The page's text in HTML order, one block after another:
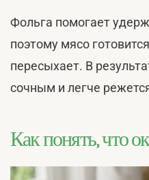
Фольга помогает
поэтому мясо
пересыхает. В
сочным и легче
Как понять, что